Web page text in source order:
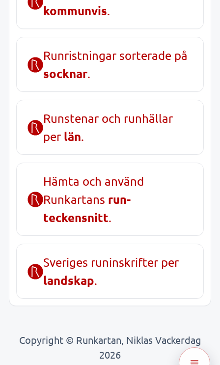
kommunvis.
Runristningar sorterade på
socknar.
Runstenar och runhällar
per län.
Hämta och använd
Runkartans run-
teckensnitt.
Sveriges runinskrifter per
landskap.
Copyright © Runkartan, Niklas Vackerdag
2026